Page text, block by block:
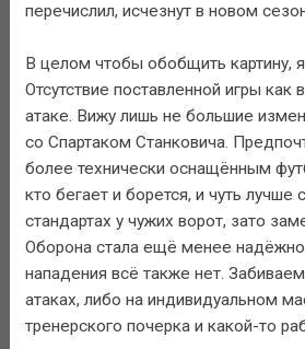
перечислил, исчезнут в новом
В целом чтобы обобщить картину,
Отсутствие поставленной игры как
атаке. Вижу лишь не большие
со Спартаком Станковича.
более технически оснащённым
кто бегает и борется, и чуть лучше
стандартах у чужих ворот, зато
Оборона стала ещё менее
нападения всё также нет.
атаках, либо на индивидуальном
тренерского почерка и какой-то